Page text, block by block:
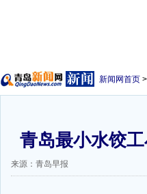
新闻网首页 >
青岛最小水饺
来源：青岛早报